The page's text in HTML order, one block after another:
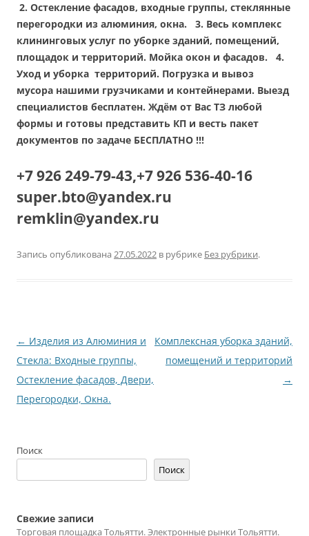
2. Остекление фасадов, входные группы, стеклянные
перегородки из алюминия, окна. 3. Весь комплекс
клининговых услуг по уборке зданий, помещений,
площадок и территорий. Мойка окон и фасадов. 4.
Уход и уборка территорий. Погрузка и вывоз
мусора нашими грузчиками и контейнерами. Выезд
специалистов бесплатен. Ждём от Вас ТЗ любой
формы и готовы представить КП и весть пакет
документов по задаче БЕСПЛАТНО !!!
+7 926 249-79-43,+7926 536-40-16
super.bto@yandex.ru
remklin@yandex.ru
Запись опубликована 27.05.2022 в рубрике Без рубрики.
Навигация
по
записям
← Изделия из Алюминия и
Стекла: Входные группы,
Остекление фасадов, Двери,
Перегородки, Окна.
Комплексная уборка зданий,
помещений и территорий
→
Поиск
Поиск
Свежие записи
Торговая площадка Тольятти. Электронные рынки Тольятти.